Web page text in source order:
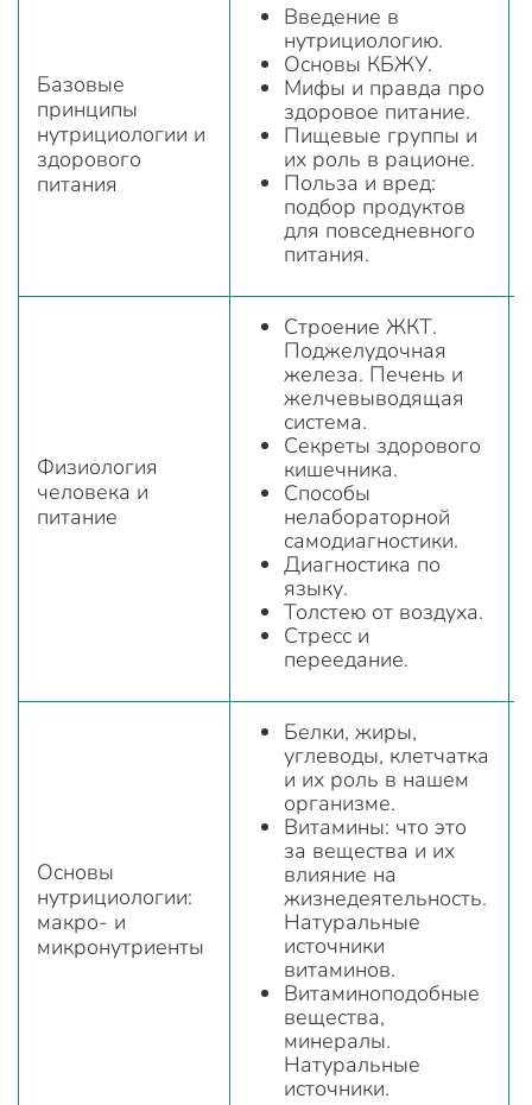
Базовые
принципы
нутрициологии и
здорового
питания
Введение в
нутрициологию.
Основы КБЖУ.
Мифы и правда про
здоровое питание.
Пищевые группы и
их роль в рационе.
Польза и вред:
подбор продуктов
для повседневного
питания.
Физиология
человека и
питание
Строение ЖКТ.
Поджелудочная
железа. Печень и
желчевыводящая
система.
Секреты здорового
кишечника.
Способы
нелабораторной
самодиагностики.
Диагностика по
языку.
Толстею от воздуха.
Стресс и
переедание.
Основы
нутрициологии:
макро- и
микронутриенты
Белки, жиры,
углеводы, клетчатка
и их роль в нашем
организме.
Витамины: что это
за вещества и их
влияние на
жизнедеятельность.
Натуральные
источники
витаминов.
Витаминоподобные
вещества,
минералы.
Натуральные
источники.